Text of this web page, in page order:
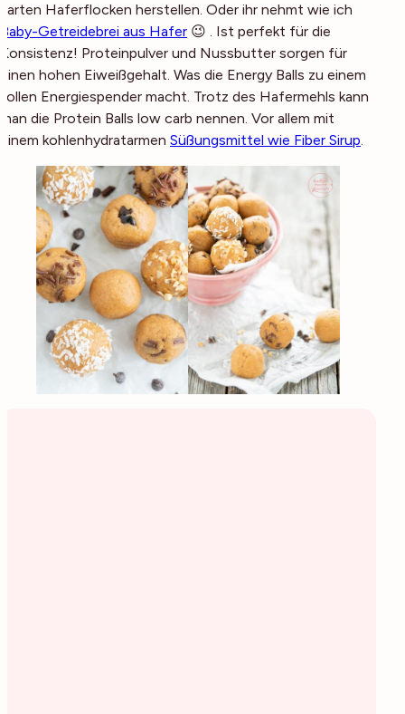
zarten Haferflocken herstellen. Oder ihr nehmt wie ich
Baby-Getreidebrei aus Hafer 😉 . Ist perfekt für die
Konsistenz! Proteinpulver und Nussbutter sorgen für
einen hohen Eiweißgehalt. Was die Energy Balls zu einem
tollen Energiespender macht. Trotz des Hafermehls kann
man die Protein Balls low carb nennen. Vor allem mit
einem kohlenhydratarmen Süßungsmittel wie Fiber Sirup.